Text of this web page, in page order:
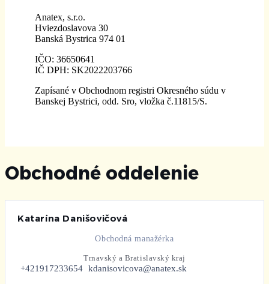
Anatex, s.r.o.
Hviezdoslavova 30
Banská Bystrica 974 01
IČO: 36650641
IČ DPH: SK2022203766
Zapísané v Obchodnom registri Okresného súdu v
Banskej Bystrici, odd. Sro, vložka č.11815/S.
Obchodné oddelenie
Katarína Danišovičová
Obchodná manažérka
Trnavský a Bratislavský kraj
+421917233654 kdanisovicova@anatex.sk